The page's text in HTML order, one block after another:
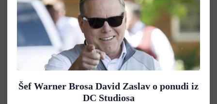
Šef Warner Brosa David Zaslav o ponudi iz
DC Studiosa